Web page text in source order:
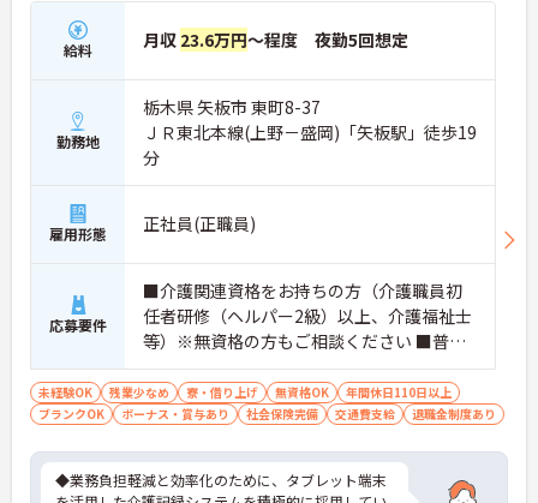
給料 月収 23.6万円～程度 夜勤5回想定
勤務地
栃木県 矢板市 東町8-37
ＪＲ東北本線(上野－盛岡)「矢板駅」徒歩19
分
雇用形態 正社員(正職員)
応募要件
■介護関連資格をお持ちの方（介護職員初
任者研修（ヘルパー2級）以上、介護福祉士
等）※無資格の方もご相談ください ■普通
自動車第一種運転免許歓迎 ※夜勤対応必須
（配属サービスに関わらず、介護職正社員
は夜勤シフトに入る可能性があります）
未経験OK 残業少なめ 寮・借り上げ 無資格OK
年間休日110日以上
ブランクOK
ボーナス・賞与あり 社会保険完備 交通費支給 退職金制度あり
◆業務負担軽減と効率化のために、タブレット端末